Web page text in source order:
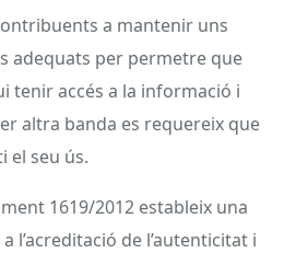
a mantenir uns
adequats per permetre que
tenir accés a la informació i
altra banda es requereix que
el seu ús.
1619/2012 estableix una
l’acreditació de l’autenticitat i